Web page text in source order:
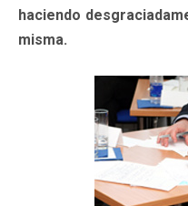
haciendo
misma.